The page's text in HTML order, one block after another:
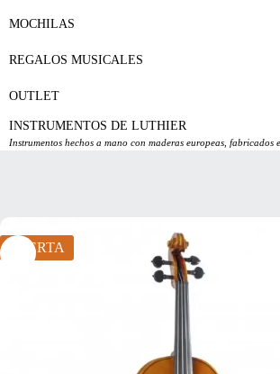
MOCHILAS
REGALOS MUSICALES
OUTLET
INSTRUMENTOS DE LUTHIER
Instrumentos hechos a mano con maderas europeas, fabricados
OFERTA